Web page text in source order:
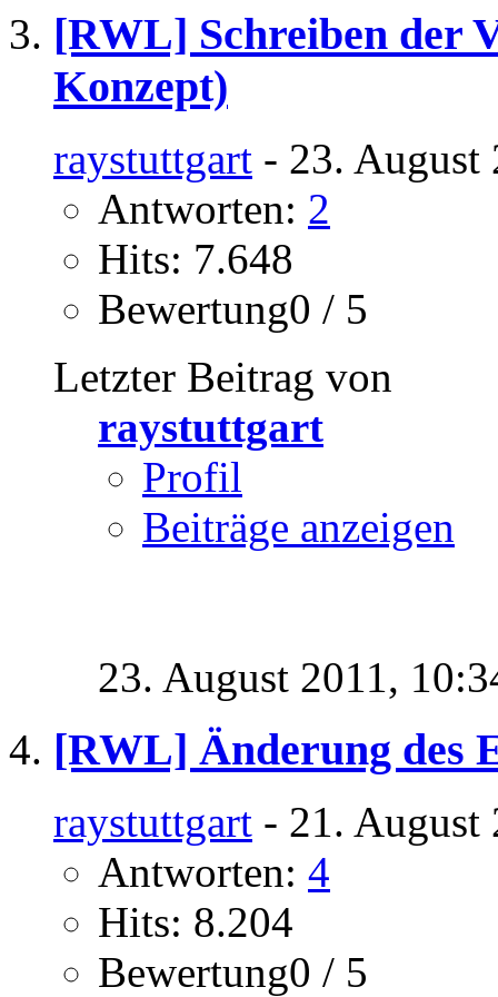
[RWL] Schreiben der
Konzept)
raystuttgart - 23. August
Antworten: 2
Hits: 7.648
Bewertung0 / 5
Letzter Beitrag von
raystuttgart
Profil
Beiträge anzeigen
23. August 2011,
[RWL] Änderung des
raystuttgart - 21. August
Antworten: 4
Hits: 8.204
Bewertung0 / 5